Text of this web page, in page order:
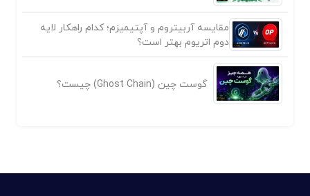
مقایسه آربیتروم و آپتیمیزم؛ کدام راهکار لایه
دوم اتریوم بهتر است؟
گوست چین (Ghost Chain) چیست؟